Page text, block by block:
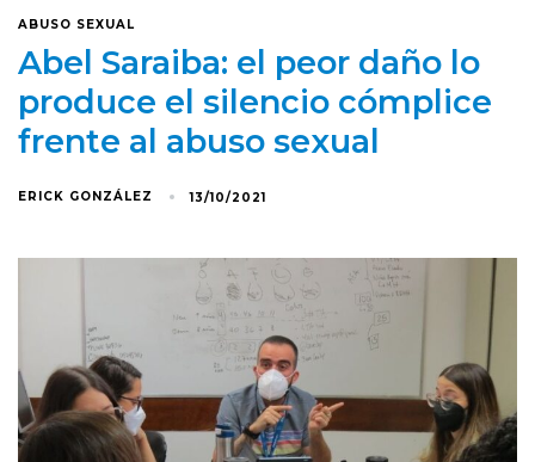
ABUSO SEXUAL
Abel Saraiba: el peor daño lo
produce el silencio cómplice
frente al abuso sexual
ERICK GONZÁLEZ 13/10/2021